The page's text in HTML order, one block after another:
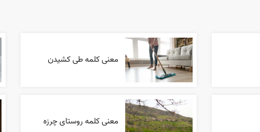
معنی کلمه طی کشیدن
معنی کلمه روستای چرزه